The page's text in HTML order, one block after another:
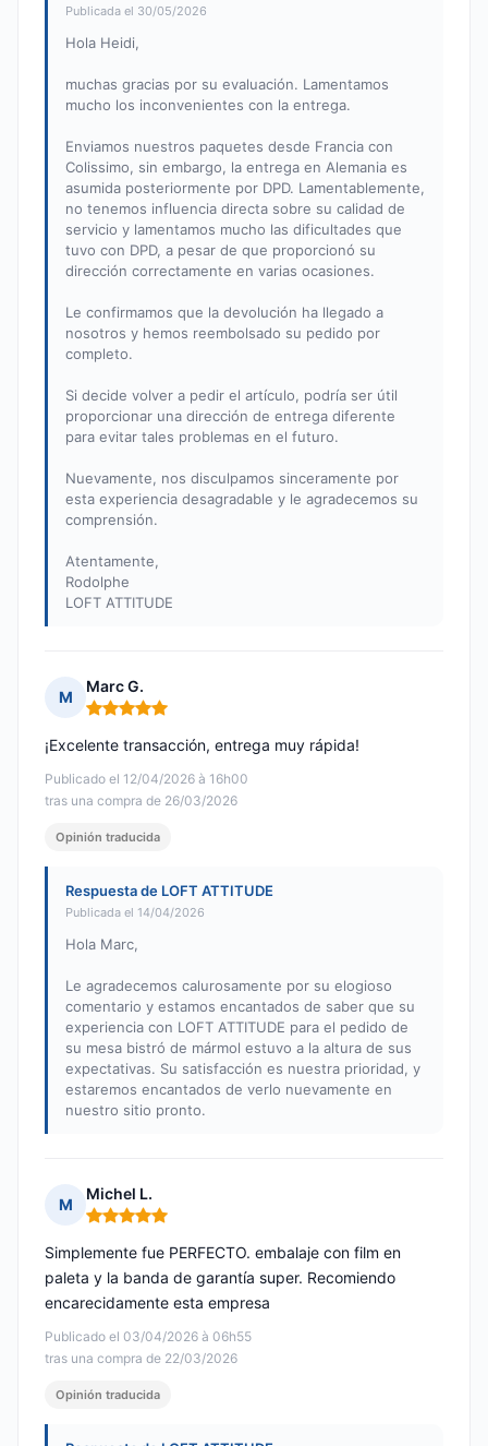
Publicada el 30/05/2026
Hola Heidi,
muchas gracias por su evaluación. Lamentamos
mucho los inconvenientes con la entrega.
Enviamos nuestros paquetes desde Francia con
Colissimo, sin embargo, la entrega en Alemania es
asumida posteriormente por DPD. Lamentablemente,
no tenemos influencia directa sobre su calidad de
servicio y lamentamos mucho las dificultades que
tuvo con DPD, a pesar de que proporcionó su
dirección correctamente en varias ocasiones.
Le confirmamos que la devolución ha llegado a
nosotros y hemos reembolsado su pedido por
completo.
Si decide volver a pedir el artículo, podría ser útil
proporcionar una dirección de entrega diferente
para evitar tales problemas en el futuro.
Nuevamente, nos disculpamos sinceramente por
esta experiencia desagradable y le agradecemos su
comprensión.
Atentamente,
Rodolphe
LOFT ATTITUDE
M
Marc G.
Nota: 5 de 5
Publicado el 12/04/2026 à 16h00
tras una compra de 26/03/2026
¡Excelente transacción, entrega muy rápida!
Opinión traducida
Respuesta de LOFT ATTITUDE
Publicada el 14/04/2026
Hola Marc,
Le agradecemos calurosamente por su elogioso
comentario y estamos encantados de saber que su
experiencia con LOFT ATTITUDE para el pedido de
su mesa bistró de mármol estuvo a la altura de sus
expectativas. Su satisfacción es nuestra prioridad, y
estaremos encantados de verlo nuevamente en
nuestro sitio pronto.
M
Michel L.
Nota: 5 de 5
Publicado el 03/04/2026 à 06h55
tras una compra de 22/03/2026
Simplemente fue PERFECTO. embalaje con film en
paleta y la banda de garantía super. Recomiendo
encarecidamente esta empresa
Opinión traducida